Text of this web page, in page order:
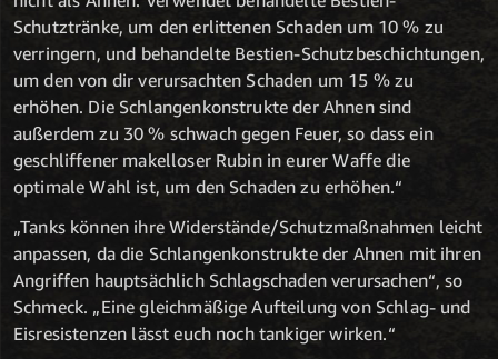
Schutztränke, um den erlittenen Schaden um 10 % zu
verringern, und behandelte Bestien-Schutzbeschichtungen,
um den von dir verursachten Schaden um 15 % zu
erhöhen. Die Schlangenkonstrukte der Ahnen sind
außerdem zu 30 % schwach gegen Feuer, so dass ein
geschliffener makelloser Rubin in eurer Waffe die
optimale Wahl ist, um den Schaden zu erhöhen.“
„Tanks können ihre Widerstände/Schutzmaßnahmen leicht
anpassen, da die Schlangenkonstrukte der Ahnen mit ihren
Angriffen hauptsächlich Schlagschaden verursachen“, so
Schmeck. „Eine gleichmäßige Aufteilung von Schlag- und
Eisresistenzen lässt euch noch tankiger wirken.“